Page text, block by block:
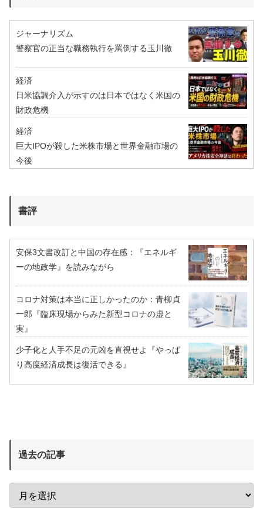
ジャーナリズム
警察官の正当な職務執行を罵倒する玉川徹
経済
日米協調介入が示すのは日本ではなく米国の
財政危機
経済
巨大IPOが殺した米株市場と世界金融市場の
今後
書評
安保3文書改訂と中国の存在感：『エネルギ
ーの地政学』を読みながら
コロナ対策は本当に正しかったのか：青柳貞
一郎『臨床現場からみた新型コロナの虚と
実』
少子化と人手不足の元凶を直視せよ『やっぱ
り高度経済成長は復活できる』
過去の記事